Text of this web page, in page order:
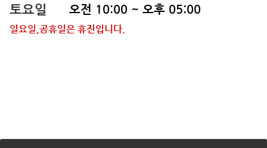
토요일 오전 10:00 ~ 오후 05:00
일요일,공휴일은 휴진입니다.